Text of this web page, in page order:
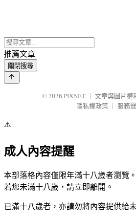
推薦文章
關閉搜尋
© 2026 PIXNET
文章與圖片權
隱私權政策
服務
⚠️
成人內容提醒
本部落格內容僅限年滿十八歲者瀏覽。
若您未滿十八歲，請立即離開。
已滿十八歲者，亦請勿將內容提供給